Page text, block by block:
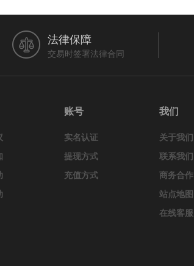
法律保障
交易时签署法律合同
账号
实名认证
提现方式
充值方式
我们
关于我们
联系我们
商务合作
站点地图
在线客服